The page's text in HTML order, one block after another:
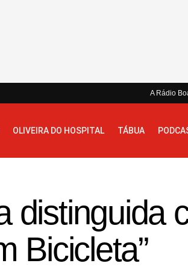
A Rádio
OLIVEIRA DO HOSPITAL TÁBUA
distinguida
Bicicleta”